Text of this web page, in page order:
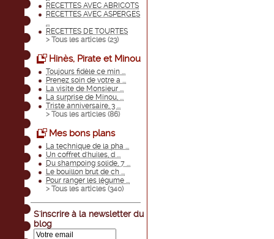
RECETTES AVEC ABRICOTS
RECETTES AVEC ASPERGES
...
RECETTES DE TOURTES
> Tous les articles (23)
Hinès, Pirate et Minou
Toujours fidèle ce min ...
Prenez soin de votre a ...
La visite de Monsieur ...
La surprise de Minou, ...
Triste anniversaire, 3 ...
> Tous les articles (86)
Mes bons plans
La technique de la pha ...
Un coffret d'huiles, d ...
Du shampoing solide, 7 ...
Le bouillon brut de ch ...
Pour ranger les légume ...
> Tous les articles (340)
S'inscrire à la newsletter du
blog